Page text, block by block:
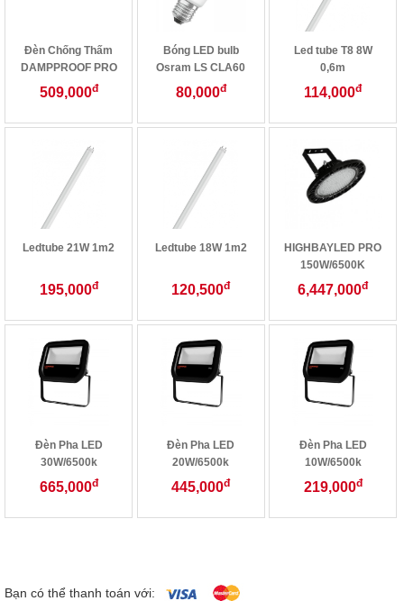
Đèn Chống Thấm
DAMPPROOF PRO
LED12 20W
509,000đ
Bóng LED bulb
Osram LS CLA60
9,5W 765/730
80,000đ
Led tube T8 8W
0,6m
114,000đ
Ledtube 21W 1m2
195,000đ
Ledtube 18W 1m2
120,500đ
HIGHBAYLED PRO
150W/6500K
6,447,000đ
Đèn Pha LED
30W/6500k
665,000đ
Đèn Pha LED
20W/6500k
445,000đ
Đèn Pha LED
10W/6500k
219,000đ
Bạn có thể thanh toán với: